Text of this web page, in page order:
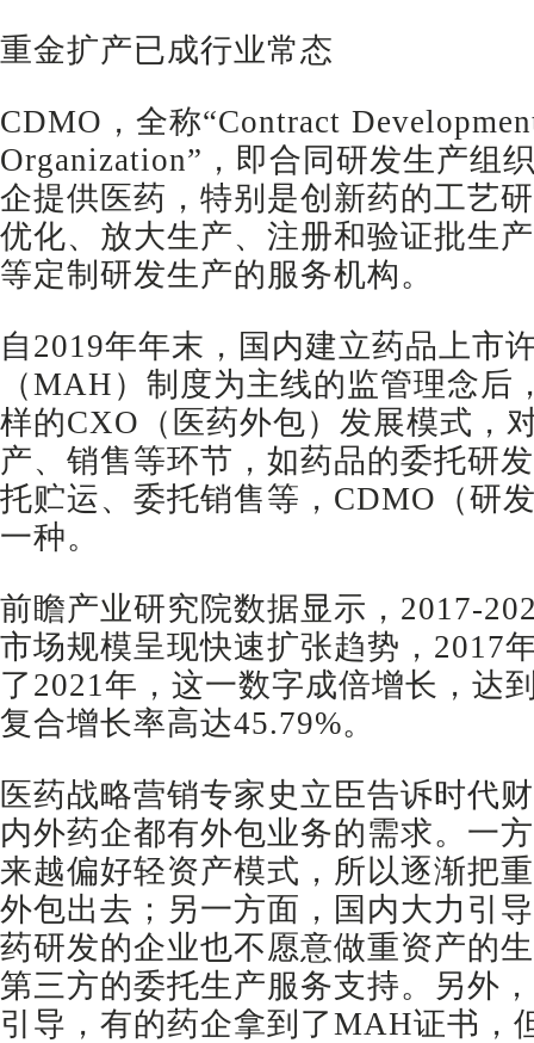
重金扩产已成行业常态
CDMO，全称“Contract
Organization”，即合同研发生产组
企提供医药，特别是创新药的工艺
优化、放大生产、注册和验证批生
等定制研发生产的服务机构。
自2019年年末，国内建立药品上市
（MAH）制度为主线的监管理念后
样的CXO（医药外包）发展模式，
产、销售等环节，如药品的委托研
托贮运、委托销售等，CDMO（研
一种。
前瞻产业研究院数据显示，2017-
市场规模呈现快速扩张趋势，2017
了2021年，这一数字成倍增长，达
复合增长率高达45.79%。
医药战略营销专家史立臣告诉时代
内外药企都有外包业务的需求。一
来越偏好轻资产模式，所以逐渐把
外包出去；另一方面，国内大力引
药研发的企业也不愿意做重资产的
第三方的委托生产服务支持。另外
引导，有的药企拿到了MAH证书，